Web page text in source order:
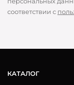
соответствии с
КАТАЛОГ